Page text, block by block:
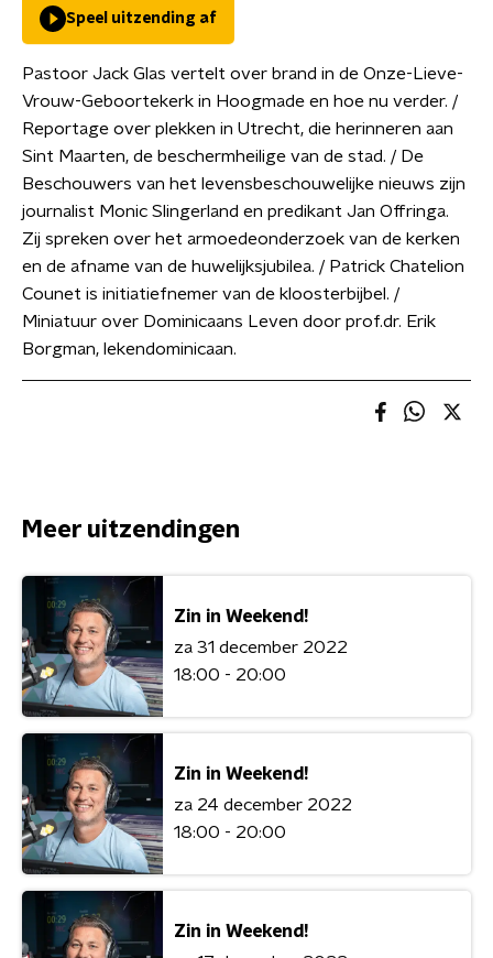
Speel uitzending af
Pastoor Jack Glas vertelt over brand in de Onze-Lieve-
Vrouw-Geboortekerk in Hoogmade en hoe nu verder. /
Reportage over plekken in Utrecht, die herinneren aan
Sint Maarten, de beschermheilige van de stad. / De
Beschouwers van het levensbeschouwelijke nieuws zijn
journalist Monic Slingerland en predikant Jan Offringa.
Zij spreken over het armoedeonderzoek van de kerken
en de afname van de huwelijksjubilea. / Patrick Chatelion
Counet is initiatiefnemer van de kloosterbijbel. /
Miniatuur over Dominicaans Leven door prof.dr. Erik
Borgman, lekendominicaan.
Meer uitzendingen
Zin in Weekend!
za 31 december 2022
18:00 - 20:00
Zin in Weekend!
za 24 december 2022
18:00 - 20:00
Zin in Weekend!